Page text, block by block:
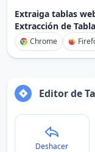
Extraiga tablas
Extracción de
Chrome
Editor de
Deshacer